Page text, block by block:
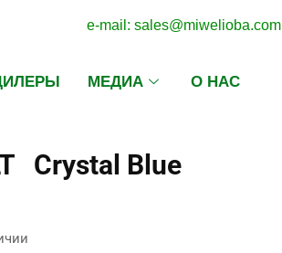
e-mail: sales@miwelioba.com
МЕДИА О НАС
Crystal Blue